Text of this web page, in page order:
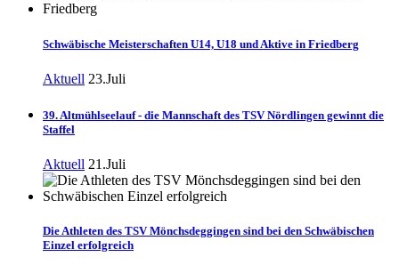
Schwäbische Meisterschaften U14, U18 und Aktive in Friedberg
Aktuell 23.Juli
39. Altmühlseelauf - die Mannschaft des TSV Nördlingen gewinnt die
Staffel
Aktuell 21.Juli
Die Athleten des TSV Mönchsdeggingen sind bei den Schwäbischen
Einzel erfolgreich